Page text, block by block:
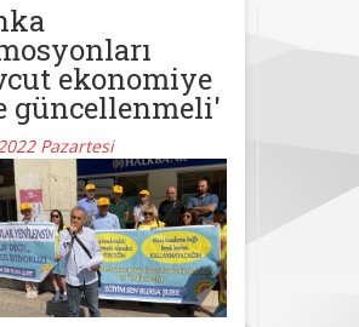
ekonomiye
güncellenmeli'
Pazartesi